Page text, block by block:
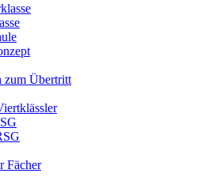
zum Übertritt
Fächer